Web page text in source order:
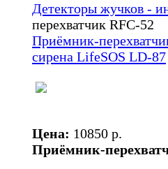
Детекторы жучков -
перехватчик RFC-52
Приёмник-
сирена LifeSOS LD-87
Цена: 10850 p.
Приёмник-